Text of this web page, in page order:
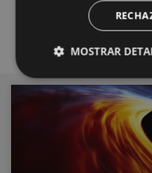
MOSTRAR